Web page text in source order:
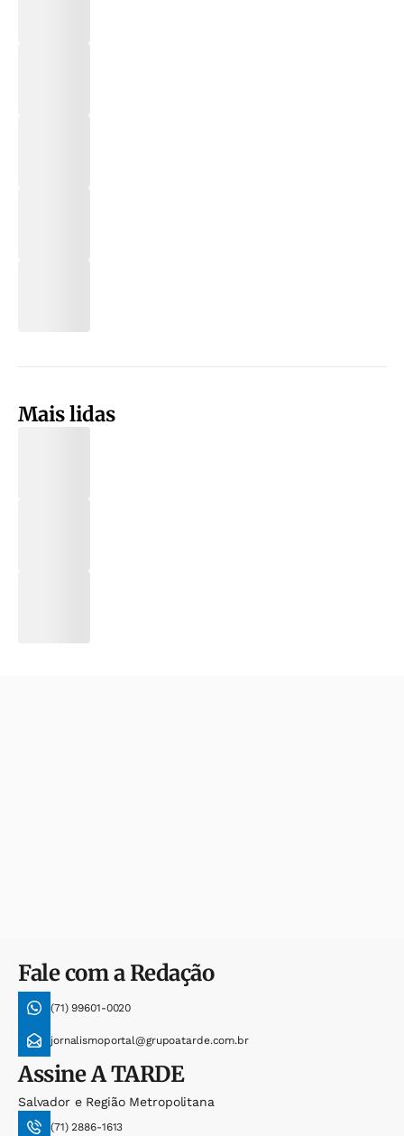
Mais lidas
Fale com a Redação
(71) 99601-0020
jornalismoportal@grupoatarde.com.br
AssineA TARDE
Salvador e Região Metropolitana
(71) 2886-1613